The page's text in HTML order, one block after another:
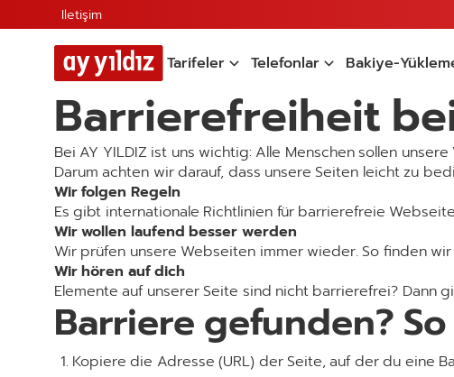
Iletişim
Tarifeler Telefonlar Bakiye-
Barrierefreiheit
Bei AY YILDIZ ist uns wichtig: Alle Menschen sollen
Darum achten wir darauf, dass unsere Seiten leicht zu
Wir folgen Regeln
Es gibt internationale Richtlinien für barrierefreie
Wir wollen laufend besser werden
Wir prüfen unsere Webseiten immer wieder. So finden
Wir hören auf dich
Elemente auf unserer Seite sind nicht barrierefrei? Dann
Barriere gefunden?
Kopiere die Adresse (URL) der Seite, auf der du eine